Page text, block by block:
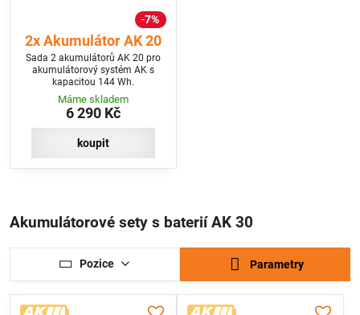
7%
2x Akumulátor AK 20
Sada 2 akumulátorů AK 20 pro
akumulátorový systém AK s
kapacitou 144 Wh.
Máme skladem
6 290 Kč
koupit
Akumulátorové sety s baterií AK 30
Pozice Parametry